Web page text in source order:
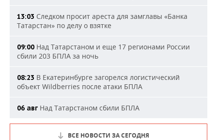
13:03 Следком просит ареста для замглавы «Банка
Татарстан» по делу о взятке
09:00 Над Татарстаном и еще 17 регионами России
сбили 203 БПЛА за ночь
08:23 В Екатеринбурге загорелся логистический
объект Wildberries после атаки БПЛА
06 авг Над Татарстаном сбили БПЛА
ВСЕ НОВОСТИ ЗА СЕГОДНЯ